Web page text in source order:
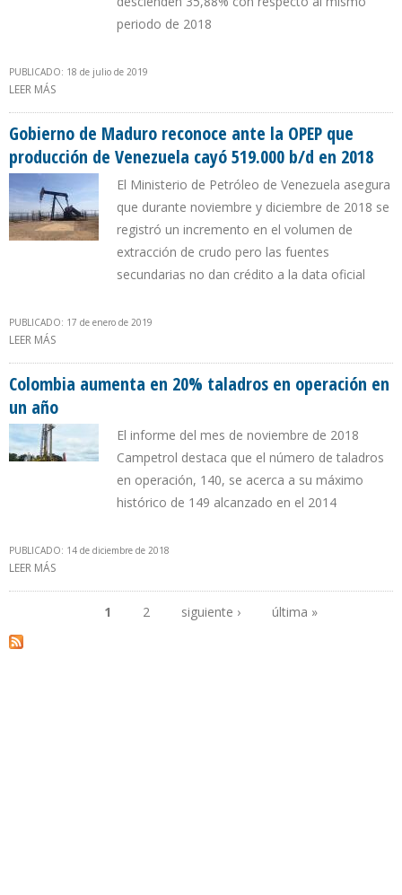
periodo de 2018
PUBLICADO: 18 de julio de 2019
LEER MÁS
Gobierno de Maduro reconoce ante la OPEP que
producción de Venezuela cayó 519.000 b/d en 2018
El Ministerio de Petróleo de Venezuela asegura
que durante noviembre y diciembre de 2018 se
registró un incremento en el volumen de
extracción de crudo pero las fuentes
secundarias no dan crédito a la data oficial
PUBLICADO: 17 de enero de 2019
LEER MÁS
Colombia aumenta en 20% taladros en operación en
un año
El informe del mes de noviembre de 2018
Campetrol destaca que el número de taladros
en operación, 140, se acerca a su máximo
histórico de 149 alcanzado en el 2014
PUBLICADO: 14 de diciembre de 2018
LEER MÁS
Páginas
1 2 siguiente › última »